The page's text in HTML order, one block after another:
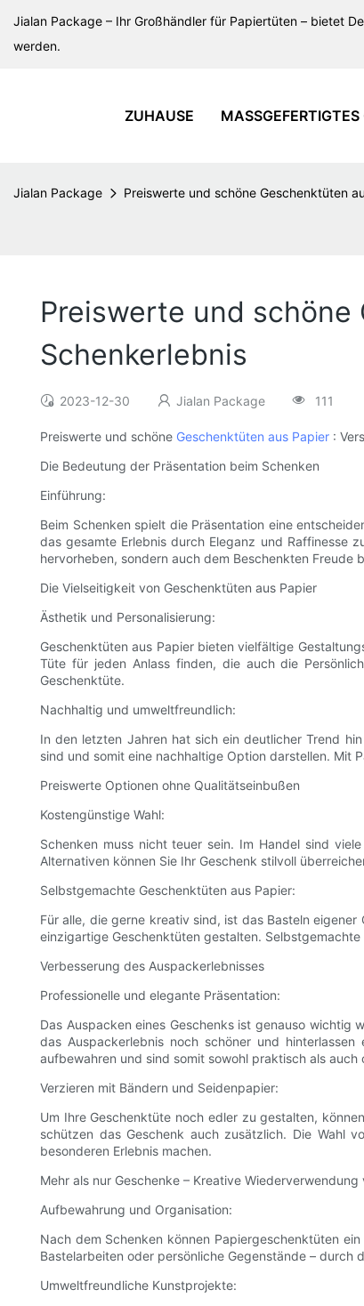
Jialan Package – Ihr Großhändler für Papiertüten – bietet
werden.
ZUHAUSE
Jialan Package Preiswerte und schöne Geschenktüten
Preiswerte und schöne
Schenkerlebnis
2023-12-30 Jialan Package 111
Preiswerte und schöne Geschenktüten aus Papier :
Die Bedeutung der Präsentation beim Schenken
Einführung:
Beim Schenken spielt die Präsentation eine
das gesamte Erlebnis durch Eleganz und Raffinesse
hervorheben, sondern auch dem Beschenkten Freude
Die Vielseitigkeit von Geschenktüten aus Papier
Ästhetik und Personalisierung:
Geschenktüten aus Papier bieten vielfältige
Tüte für jeden Anlass finden, die auch die
Geschenktüte.
Nachhaltig und umweltfreundlich:
In den letzten Jahren hat sich ein deutlicher Trend
sind und somit eine nachhaltige Option darstellen. Mit
Preiswerte Optionen ohne Qualitätseinbußen
Kostengünstige Wahl:
Schenken muss nicht teuer sein. Im Handel sind
Alternativen können Sie Ihr Geschenk stilvoll
Selbstgemachte Geschenktüten aus Papier:
Für alle, die gerne kreativ sind, ist das Basteln
einzigartige Geschenktüten gestalten.
Verbesserung des Auspackerlebnisses
Professionelle und elegante Präsentation:
Das Auspacken eines Geschenks ist genauso wichtig
das Auspackerlebnis noch schöner und
aufbewahren und sind somit sowohl praktisch als auch
Verzieren mit Bändern und Seidenpapier:
Um Ihre Geschenktüte noch edler zu gestalten,
schützen das Geschenk auch zusätzlich. Die Wahl
besonderen Erlebnis machen.
Mehr als nur Geschenke – Kreative
Aufbewahrung und Organisation:
Nach dem Schenken können Papiergeschenktüten
Bastelarbeiten oder persönliche Gegenstände – durch
Umweltfreundliche Kunstprojekte: